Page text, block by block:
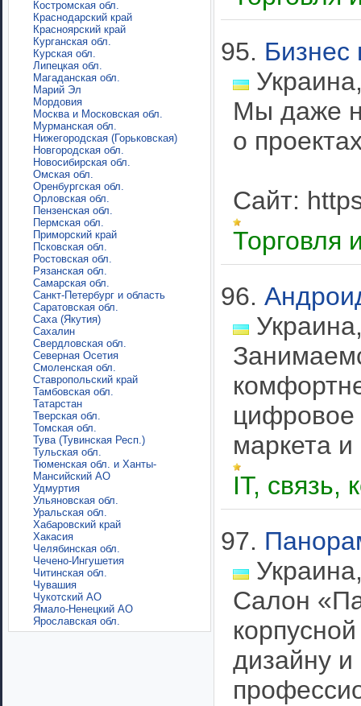
Костромская обл.
Краснодарский край
Красноярский край
Курганская обл.
Курская обл.
Липецкая обл.
Магаданская обл.
Марий Эл
Мордовия
Москва и Московская обл.
Мурманская обл.
Нижегородская (Горьковская)
Новгородская обл.
Новосибирская обл.
Омская обл.
Оренбургская обл.
Орловская обл.
Пензенская обл.
Пермская обл.
Приморский край
Псковская обл.
Ростовская обл.
Рязанская обл.
Самарская обл.
Санкт-Петербург и область
Саратовская обл.
Саха (Якутия)
Сахалин
Свердловская обл.
Северная Осетия
Смоленская обл.
Ставропольский край
Тамбовская обл.
Татарстан
Тверская обл.
Томская обл.
Тува (Тувинская Респ.)
Тульская обл.
Тюменская обл. и Ханты-
Мансийский АО
Удмуртия
Ульяновская обл.
Уральская обл.
Хабаровский край
Хакасия
Челябинская обл.
Чечено-Ингушетия
Читинская обл.
Чувашия
Чукотский АО
Ямало-Ненецкий АО
Ярославская обл.
95.
Мы даже
о
Сайт:
Торговля
96.
цифровое
маркета и
IT, связь,
97.
Салон
дизайну и